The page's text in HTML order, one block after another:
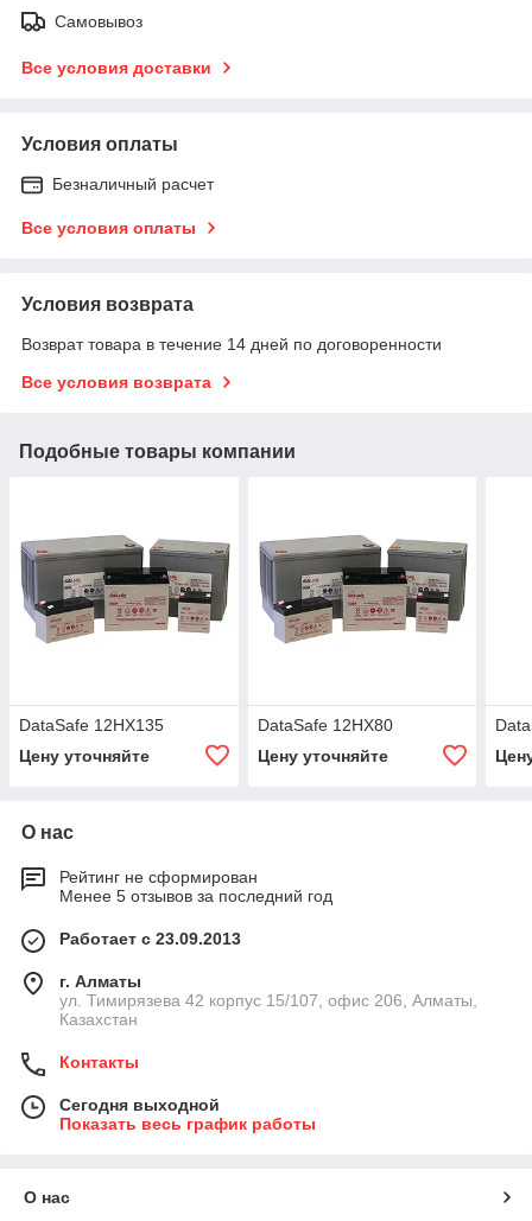
Самовывоз
Все условия доставки
Условия оплаты
Безналичный расчет
Все условия оплаты
Условия возврата
Возврат товара в течение 14 дней по договоренности
Все условия возврата
Подобные товары компании
DataSafe 12HX135
Цену уточняйте
DataSafe 12HX80
Цену уточняйте
О нас
Рейтинг не сформирован
Менее 5 отзывов за последний год
Работает с 23.09.2013
г. Алматы
ул. Тимирязева 42 корпус 15/107, офис 206, Алматы,
Казахстан
Контакты
Сегодня выходной
Показать весь график работы
О нас